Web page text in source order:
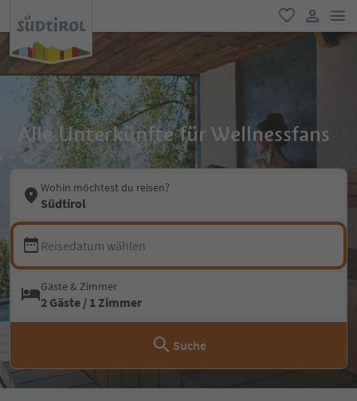
favorit
user link
Alle Unterkünfte für Wellnessfans
Wohin möchtest du reisen?
Südtirol
Reisedatum wählen
Gäste & Zimmer
2 Gäste / 1 Zimmer
Suche